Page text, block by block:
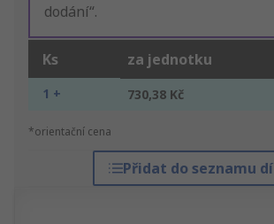
dodání“.
Ks za jednotku
1 + 730,38 Kč
*orientační cena
Přidat do seznamu